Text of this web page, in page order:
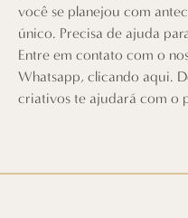
você se planejou com
único. Precisa de ajuda
Entre em contato com o
Whatsapp, clicando aqui.
criativos te ajudará com o